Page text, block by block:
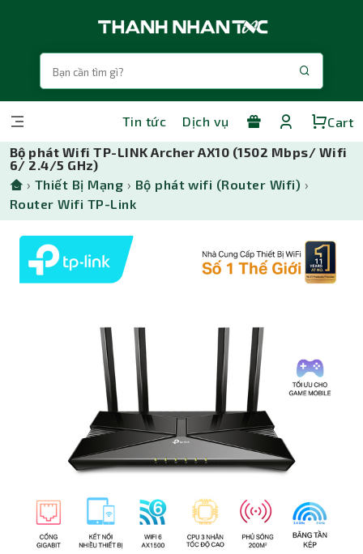
Tin tức Dịch vụ
Cart
Bộ phát Wifi TP-LINK Archer AX10 (1502 Mbps/ Wifi
6/ 2.4/5 GHz)
› Thiết Bị Mạng › Bộ phát wifi (Router Wifi) ›
Router Wifi TP-Link